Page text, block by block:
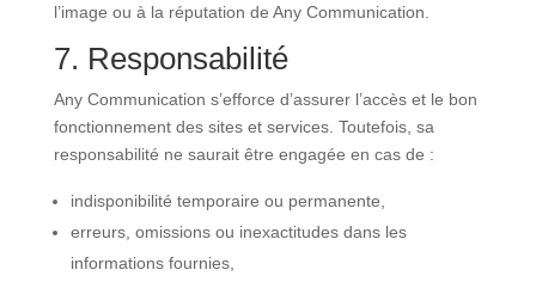
l’image ou à la réputation de Any Communication.
7. Responsabilité
Any Communication s’efforce d’assurer l’accès et le bon
fonctionnement des sites et services. Toutefois, sa
responsabilité ne saurait être engagée en cas de :
indisponibilité temporaire ou permanente,
erreurs, omissions ou inexactitudes dans les
informations fournies,